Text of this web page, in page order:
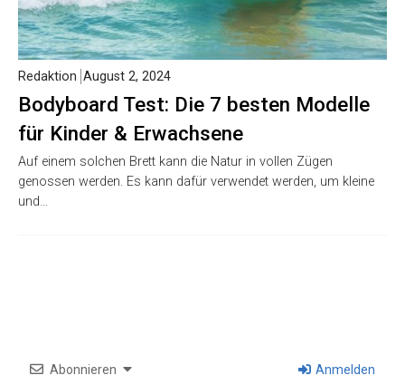
Bodyboard Test: Die 7 besten Modelle
für Kinder & Erwachsene
Redaktion August 2, 2024
Auf einem solchen Brett kann die Natur in vollen Zügen
genossen werden. Es kann dafür verwendet werden, um kleine
und…
Abonnieren Anmelden